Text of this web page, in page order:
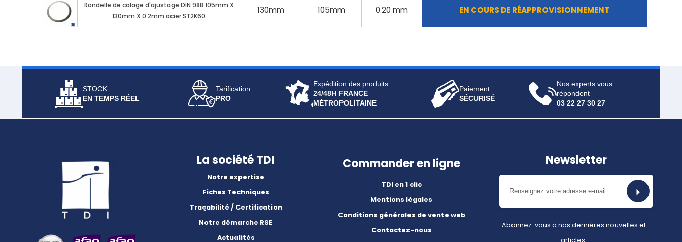
Rondelle de calage d'ajustage DIN 988 105mm X
130mm X 0.2mm acier ST2K60
130mm 105mm 0.20 mm EN COURS DE RÉAPPROVISIONNEMENT
STOCK
EN TEMPS RÉEL
Tarification
PRO
Expédition des produits
24/48H FRANCE
MÉTROPOLITAINE
Paiement
SÉCURISÉ
Nos experts vous
répondent
03 22 27 30 27
La société TDI
Notre expertise
Fiches Techniques
Traçabilité / Certification
Notre démarche RSE
Actualités
Commander en ligne
TDI en 1 clic
Mentions légales
Conditions générales de vente web
Contactez-nous
Newsletter
Abonnez-vous à nos dernières nouvelles et
articles.